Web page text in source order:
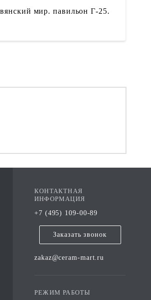
мир. павильон Г-25.
КОНТАКТНАЯ
ИНФОРМАЦИЯ
+7 (495) 109-00-89
Заказать звонок
zakaz@ceram-mart.ru
РЕЖИМ РАБОТЫ